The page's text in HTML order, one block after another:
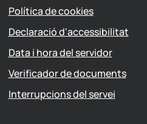
Política de cookies
Declaració d'accessibilitat
Data i hora del servidor
Verificador de documents
Interrupcions del servei